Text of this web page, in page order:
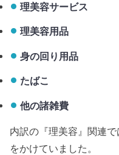
理美容サービス
理美容用品
身の回り用品
たばこ
他の諸雑費
内訳の『理美容』関連
をかけていました。